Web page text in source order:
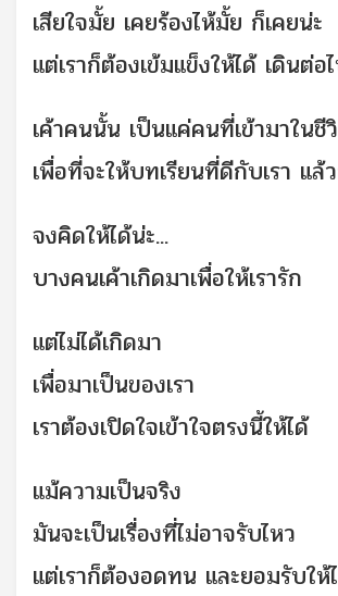
เสียใจมั้ย เคยร้องไห้มั้ย ก็เคยน่ะ
แต่เราก็ต้องเข้มแข็งให้ได้เดินต่อ
เค้าคนนั้น เป็นแค่คนที่เข้ามาในชี
เพื่อที่จะให้บทเรียนที่ดีกบเรา แล้
จงคิดให้ได้น่ะ...
บางคนเค้าเกิดมาเพื่อให้เรารัก
แต่ไม่ได้เกิดมา
เพื่อมาเป็นของเรา
เราต้องเปิดใจเข้าใจตรงนี้ให้ได้
แม้ความเป็นจริง
มันจะเป็นเรื่องที่ไม่อาจรับไหว
แต่เราก็ต้องอดทน และยอมรับให้